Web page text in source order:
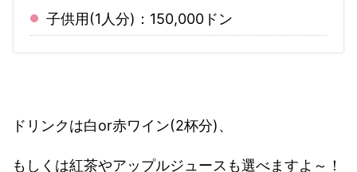
子供用(1人分)：150,000ドン
ドリンクは白or赤ワイン(2杯分)、
もしくは紅茶やアップルジュースも選べますよ～！